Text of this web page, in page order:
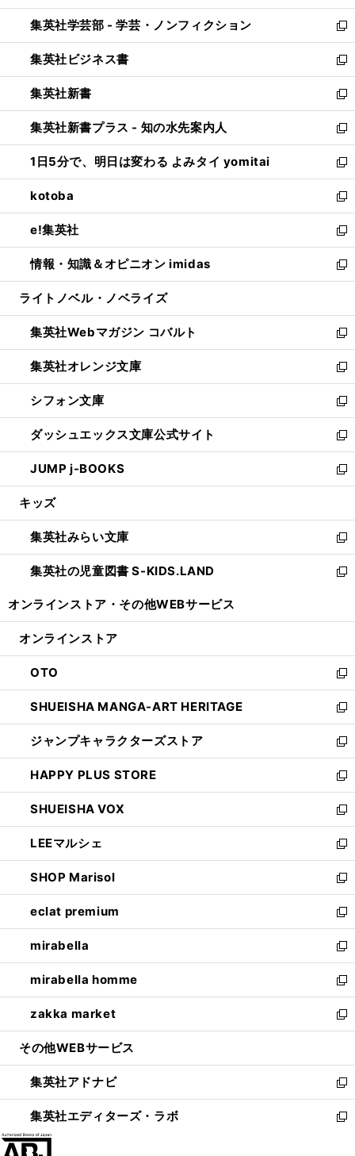
開
く
ウ
で
開
く
ン
ド
ウ
で
開
く
ウ
ィ
ン
ド
ウ
で
開
く
集英社学芸部 - 学芸・ノンフィクション
新
し
い
ウ
ィ
ン
ド
ウ
で
開
く
集英社ビジネス書
新
し
い
ウ
ィ
ン
ド
ウ
で
開
く
集英社新書
新
し
い
ウ
ィ
ン
ド
ウ
で
開
く
集英社新書プラス - 知の水先案内人
新
し
い
ウ
ィ
ン
ド
ウ
で
開
1日5分で、明日は変わる よみタイ yomitai
新
し
い
ウ
ィ
ン
ド
ウ
開
く
kotoba
新
し
い
ウ
ィ
ン
ウ
で
開
く
e!集英社
新
し
い
ウ
ン
ド
ウ
で
開
く
情報・知識＆オピニオン imidas
新
し
ウ
ィ
ン
ド
ウ
で
開
く
ライトノベル・ノベライズ
集英社Webマガジン コバルト
新
し
い
ウ
ィ
ン
ド
ウ
で
開
集英社オレンジ文庫
新
し
い
ウ
ィ
ン
ド
ウ
開
く
シフォン文庫
新
し
い
ウ
ィ
ン
ウ
で
開
く
ダッシュエックス文庫公式サイト
新
し
い
ウ
ン
ド
ウ
で
JUMP j-BOOKS
新
し
ウ
ィ
ン
ド
開
キッズ
集英社みらい文庫
新
し
い
ン
ウ
で
開
く
集英社の児童図書 S-KIDS.LAND
新
ウ
ン
ド
ウ
で
開
く
オンラインストア・ その他WEBサービス
オンラインストア
OTO
新
し
い
ウ
ィ
ン
ド
ウ
で
開
く
SHUEISHA MANGA-ART HERITAGE
新
し
い
ウ
ィ
ン
ド
ウ
で
開
く
ジャンプキャラクターズストア
新
し
い
ウ
ィ
ン
ド
ウ
で
開
く
HAPPY PLUS STORE
新
し
い
ウ
ィ
ン
ド
ウ
で
開
く
SHUEISHA VOX
新
し
い
ウ
ィ
ン
ド
ウ
で
開
く
LEEマルシェ
新
し
い
ウ
ィ
ン
ド
ウ
で
開
く
SHOP Marisol
新
し
い
ウ
ィ
ン
ド
ウ
で
開
eclat premium
新
し
い
ウ
ィ
ン
ド
ウ
開
く
mirabella
新
し
い
ウ
ィ
ン
ウ
で
開
く
mirabella homme
新
し
い
ウ
ン
ド
ウ
で
zakka market
新
し
ウ
ィ
ン
ド
その他WEBサービス
集英社アドナビ
新
し
い
集英社エディターズ・ラボ
新